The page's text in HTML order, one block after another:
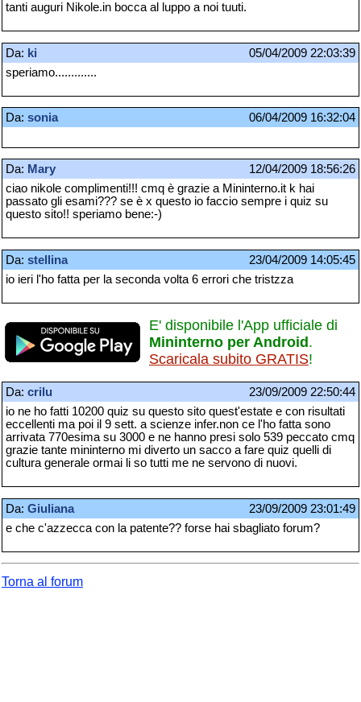
tanti auguri Nikole.in bocca al luppo a noi tuuti.
Da: ki
05/04/2009 22:03:39
speriamo.............
Da: sonia 06/04/2009 16:32:04
Da: Mary
12/04/2009 18:56:26
ciao nikole complimenti!!! cmq è grazie a Mininterno.it k hai
passato gli esami??? se è x questo io faccio sempre i quiz su
questo sito!! speriamo bene:-)
Da: stellina
23/04/2009 14:05:45
io ieri l'ho fatta per la seconda volta 6 errori che tristzza
E' disponibile l'App ufficiale di
Mininterno per Android.
Scaricala subito GRATIS!
Da: crilu
23/09/2009 22:50:44
io ne ho fatti 10200 quiz su questo sito quest'estate e con risultati
eccellenti ma poi il 9 sett. a scienze infer.non ce l'ho fatta sono
arrivata 770esima su 3000 e ne hanno presi solo 539 peccato cmq
grazie tante mininterno mi diverto un sacco a fare quiz quelli di
cultura generale ormai li so tutti me ne servono di nuovi.
Da: Giuliana
23/09/2009 23:01:49
e che c'azzecca con la patente?? forse hai sbagliato forum?
Torna al forum